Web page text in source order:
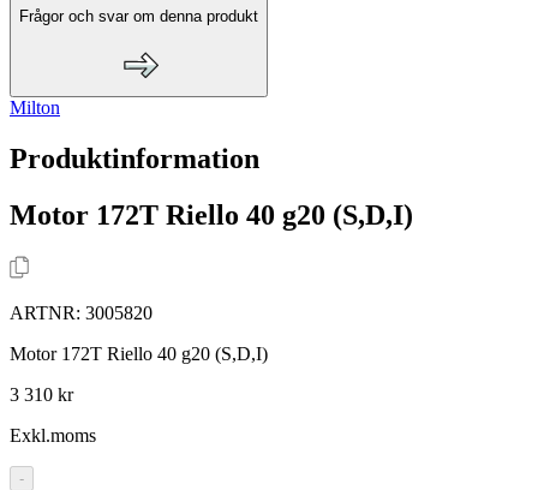
Frågor och svar om denna produkt
Milton
Produktinformation
Motor 172T Riello 40 g20 (S,D,I)
ARTNR: 3005820
Motor 172T Riello 40 g20 (S,D,I)
3 310 kr
Exkl.moms
-